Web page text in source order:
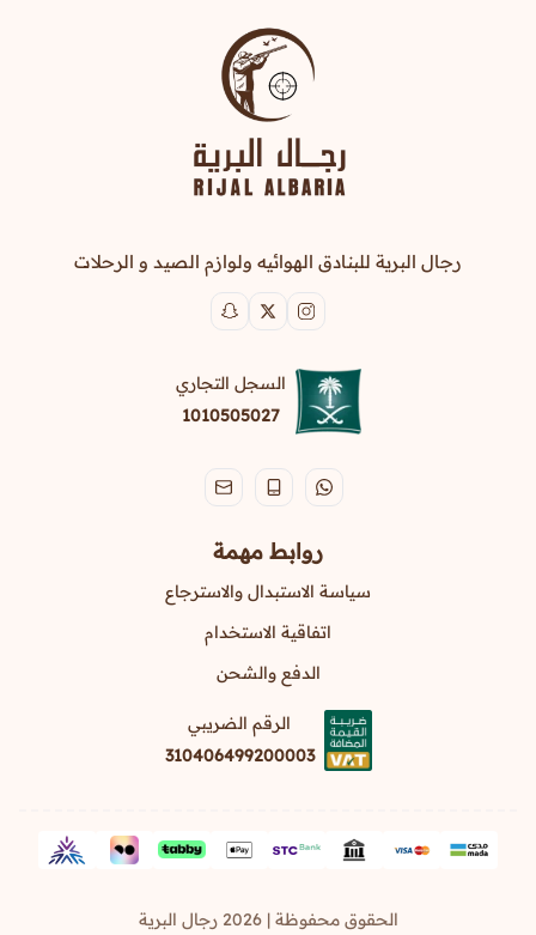
رجال البرية للبنادق الهوائيه ولوازم الصيد و الرحلات
السجل التجاري
1010505027
روابط مهمة
سياسة الاستبدال والاسترجاع
اتفاقية الاستخدام
الدفع والشحن
الرقم الضريبي
310406499200003
الحقوق محفوظة | 2026 رجال البرية